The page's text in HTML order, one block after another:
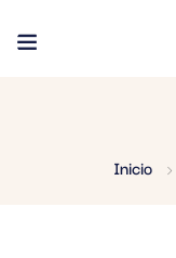
Inicio